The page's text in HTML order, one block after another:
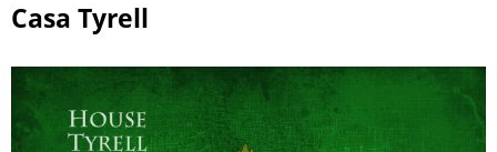
Casa Tyrell